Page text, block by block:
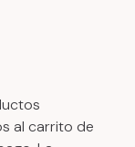
al carrito de